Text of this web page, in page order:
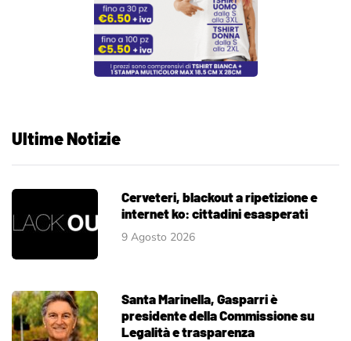
Ultime Notizie
Cerveteri, blackout a ripetizione e
internet ko: cittadini esasperati
9 Agosto 2026
Santa Marinella, Gasparri è
presidente della Commissione su
Legalità e trasparenza